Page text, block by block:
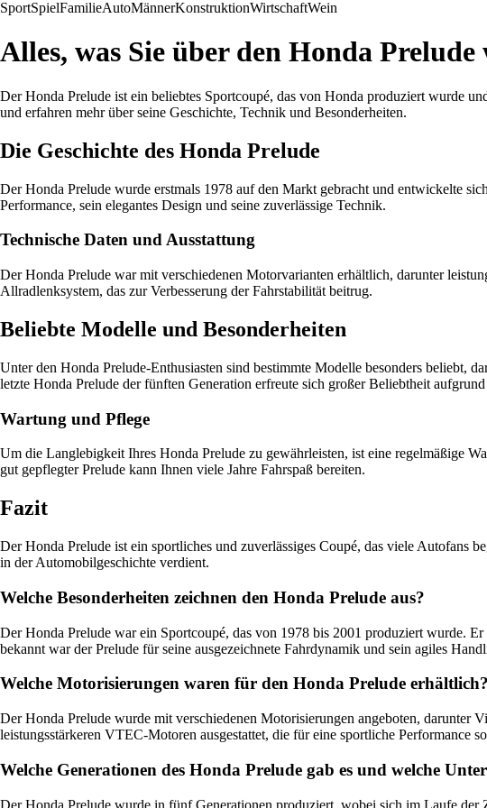
SportSpielFamilieAutoMännerKonstruktionWirtschaftWein
Alles, was Sie über den Honda Prelude
Der Honda Prelude ist ein beliebtes Sportcoupé, das von Honda produziert wurde
und erfahren mehr über seine Geschichte, Technik und Besonderheiten.
Die Geschichte des Honda Prelude
Der Honda Prelude wurde erstmals 1978 auf den Markt gebracht und entwickelte
Performance, sein elegantes Design und seine zuverlässige Technik.
Technische Daten und Ausstattung
Der Honda Prelude war mit verschiedenen Motorvarianten erhältlich, darunter
Allradlenksystem, das zur Verbesserung der Fahrstabilität beitrug.
Beliebte Modelle und Besonderheiten
Unter den Honda Prelude-Enthusiasten sind bestimmte Modelle besonders beliebt,
letzte Honda Prelude der fünften Generation erfreute sich großer Beliebtheit
Wartung und Pflege
Um die Langlebigkeit Ihres Honda Prelude zu gewährleisten, ist eine regelmäßige
gut gepflegter Prelude kann Ihnen viele Jahre Fahrspaß bereiten.
Fazit
Der Honda Prelude ist ein sportliches und zuverlässiges Coupé, das viele Autofans
in der Automobilgeschichte verdient.
Welche Besonderheiten zeichnen den Honda Prelude aus?
Der Honda Prelude war ein Sportcoupé, das von 1978 bis 2001 produziert wurde.
bekannt war der Prelude für seine ausgezeichnete Fahrdynamik und sein agiles
Welche Motorisierungen waren für den Honda Prelude erhältlich?
Der Honda Prelude wurde mit verschiedenen Motorisierungen angeboten, darunter
leistungsstärkeren VTEC-Motoren ausgestattet, die für eine sportliche Performance
Welche Generationen des Honda Prelude gab es und welche
Der Honda Prelude wurde in fünf Generationen produziert, wobei sich im Laufe der